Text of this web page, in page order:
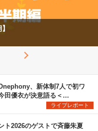
、新体制7人で初ワ
田優衣が決意語る＜
Live はじまりの夏
ライブレポート
ト2026のゲストで斉藤朱夏